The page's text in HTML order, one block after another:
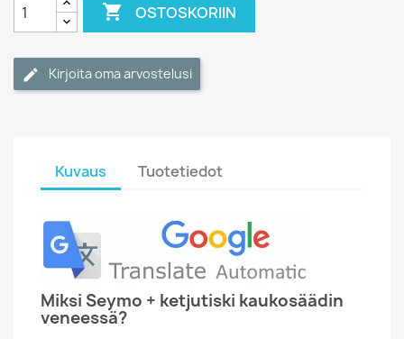
 OSTOSKORIIN
Kirjoita oma arvostelusi
Kuvaus Tuotetiedot
Miksi Seymo + ketjutiski kaukosäädin
veneessä?